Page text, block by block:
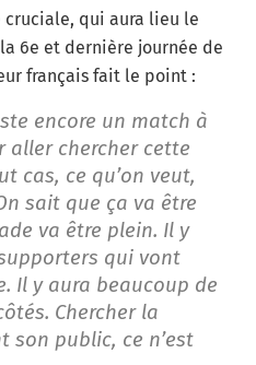
cruciale, qui aura lieu le
6e et dernière journée de
français fait le point :
encore un match à
aller chercher cette
cas, ce qu’on veut,
sait que ça va être
va être plein. Il y
qui vont
Il y aura beaucoup de
Chercher la
public, ce n’est